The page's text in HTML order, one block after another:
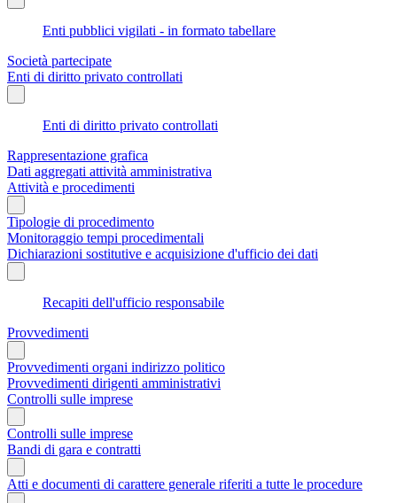
Enti pubblici vigilati - in formato tabellare
Società partecipate
Enti di diritto privato controllati
Enti di diritto privato controllati
Rappresentazione grafica
Dati aggregati attività amministrativa
Attività e procedimenti
Tipologie di procedimento
Monitoraggio tempi procedimentali
Dichiarazioni sostitutive e acquisizione d'ufficio dei dati
Recapiti dell'ufficio responsabile
Provvedimenti
Provvedimenti organi indirizzo politico
Provvedimenti dirigenti amministrativi
Controlli sulle imprese
Controlli sulle imprese
Bandi di gara e contratti
Atti e documenti di carattere generale riferiti a tutte le procedure